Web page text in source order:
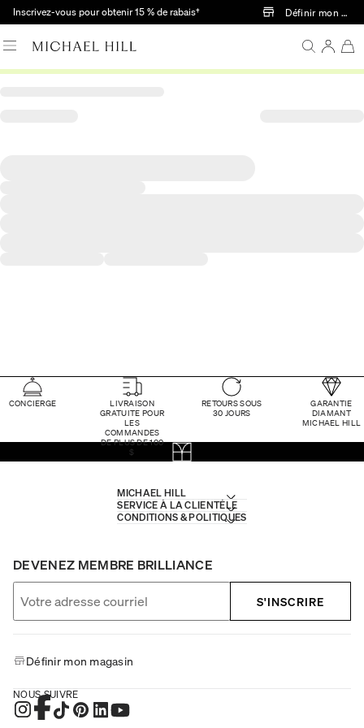
Passer au contenu principal
Inscrivez-vous pour obtenir 15 % de rabais† Définir mon
CONCIERGE
LIVRAISON
GRATUITE POUR
LES
COMMANDES
DE PLUS DE 100
$
RETOURS SOUS
30 JOURS
GARANTIE
DIAMANT
MICHAEL HILL
MICHAEL HILL
SERVICE À LA CLIENTÈLE
CONDITIONS & POLITIQUES
DEVENEZ MEMBRE BRILLIANCE
S'INSCRIRE
Définir mon magasin
NOUS SUIVRE